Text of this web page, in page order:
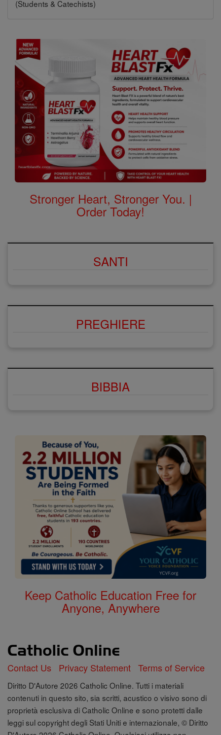
(Students & Catechists)
Stronger Heart, Stronger You. |
Order Today!
SANTI
PREGHIERE
BIBBIA
Keep Catholic Education Free for
Anyone, Anywhere
Contact Us Privacy Statement Terms of Service
Diritto D'Autore 2026 Catholic Online. Tutti i materiali
contenuti in questo sito, sia scritti, acustico o visivo sono di
proprietà esclusiva di Catholic Online e sono protetti dalle
leggi sul copyright degli Stati Uniti e internazionale, © Diritto